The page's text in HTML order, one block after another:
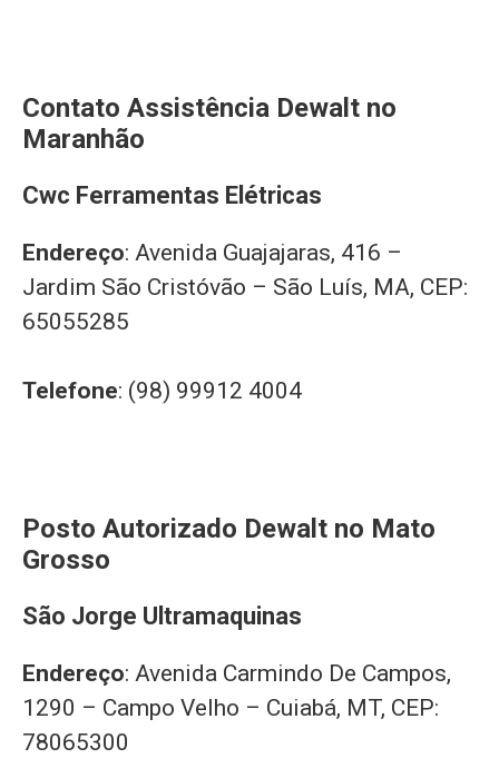
Contato Assistência Dewalt no
Maranhão
Cwc Ferramentas Elétricas
Endereço: Avenida Guajajaras, 416 –
Jardim São Cristóvão – São Luís, MA, CEP:
65055285
Telefone: (98) 99912 4004
Posto Autorizado Dewalt no Mato
Grosso
São Jorge Ultramaquinas
Endereço: Avenida Carmindo De Campos,
1290 – Campo Velho – Cuiabá, MT, CEP:
78065300